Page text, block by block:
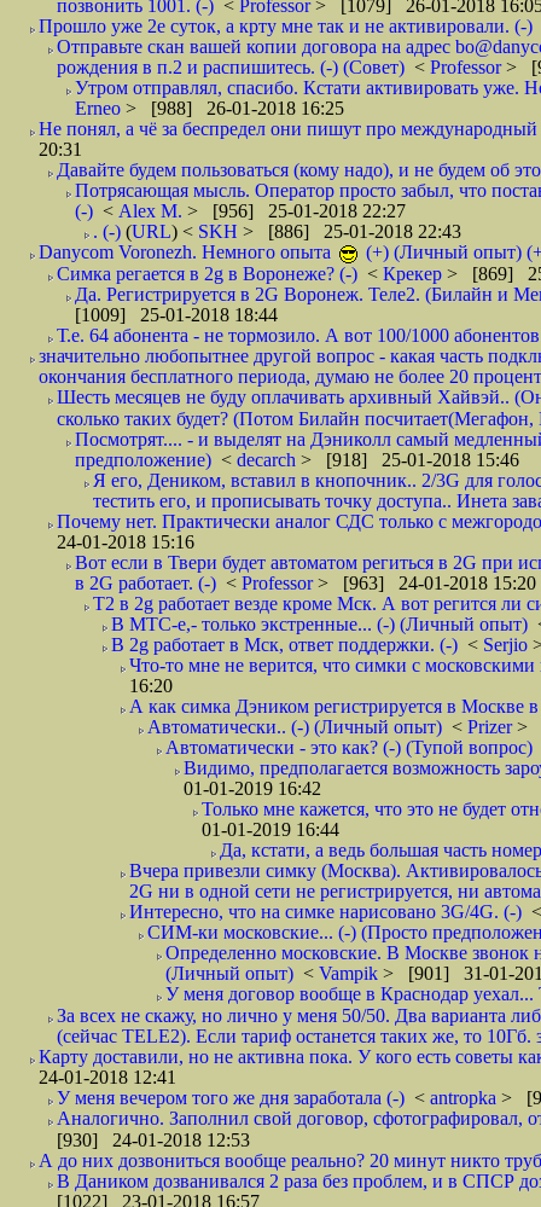
позвонить 1001. (-) < Professor> [1079] 26-01-2018
Прошло уже 2е суток, а крту мне так и не активировали. (-)
Отправьте скан вашей копии договора на адрес
рождения в п.2 и распишитесь. (-) (Совет) < Professor>
Утром отправлял, спасибо. Кстати активировать уже.
Erneo > [988] 26-01-2018 16:25
Не понял, а чё за беспредел они пишут про
20:31
Давайте будем пользоваться (кому надо), и не будем об
Потрясающая мысль. Оператор просто забыл, что
(-) < Alex M. > [956] 25-01-2018 22:27
. (-) (URL) < SKH > [886] 25-01-2018 22:43
Danycom Voronezh. Немного опыта
(+) (Личный опыт)
Симка регается в 2g в Воронеже? (-) < Крекер > [869]
Да. Регистрируется в 2G Воронеж. Теле2. (Билайн и
[1009] 25-01-2018 18:44
Т.е. 64 абонента - не тормозило. А вот 100/1000
значительно любопытнее другой вопрос - какая часть
окончания бесплатного периода, думаю не более 20
Шесть месяцев не буду оплачивать архивный Хайвэй..
сколько таких будет? (Потом Билайн
Посмотрят.... - и выделят на Дэниколл самый
предположение) < decarch > [918] 25-01-2018 15:46
Я его, Деником, вставил в кнопочник.. 2/3G для
тестить его, и прописывать точку доступа.. Инета
Почему нет. Практически аналог СДС только с
24-01-2018 15:16
Вот если в Твери будет автоматом региться в 2G при
в 2G работает. (-) < Professor> [963] 24-01-2018 15:20
T2 в 2g работает везде кроме Мск. А вот регится
В МТС-е,- только экстренные... (-) (Личный опыт)
В 2g работает в Мск, ответ поддержки. (-) < Serjio
Что-то мне не верится, что симки с
16:20
А как симка Дэником регистрируется в Москве
Автоматически.. (-) (Личный опыт) < Prizer>
Автоматически - это как? (-) (Тупой вопрос)
Видимо, предполагается возможность
01-01-2019 16:42
Только мне кажется, что это не будет
01-01-2019 16:44
Да, кстати, а ведь большая часть
Вчера привезли симку (Москва).
2G ни в одной сети не регистрируется, ни
Интересно, что на симке нарисовано 3G/4G. (-)
СИМ-ки московские... (-) (Просто
Определенно московские. В Москве звонок
(Личный опыт) < Vampik > [901] 31-01-
У меня договор вообще в Краснодар
За всех не скажу, но лично у меня 50/50. Два варианта
(сейчас TELE2). Если тариф останется таких же, то
Карту доставили, но не активна пока. У кого есть советы
24-01-2018 12:41
У меня вечером того же дня заработала (-) < antropka >
Аналогично. Заполнил свой договор,
[930] 24-01-2018 12:53
А до них дозвониться вообще реально? 20 минут никто
В Даником дозванивался 2 раза без проблем, и в СПСР
[1022] 23-01-2018 16:57